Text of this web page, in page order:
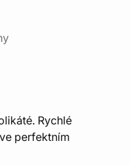
Rychlé
perfektním